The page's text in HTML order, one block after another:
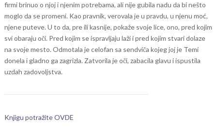
firmi brinuo o njoj i njenim potrebama, ali nije gubila nadu da bi nešto
moglo da se promeni. Kao pravnik, verovala je u pravdu, u njenu moć,
njene puteve. U to da, pre ili kasnije, pokaže svoje lice, ono, pred kojim
svi obaraju oči. Pred kojim se ispravljaju laži i pred kojim stvari dolaze
na svoje mesto. Odmotala je celofan sa sendviča kojeg joj je Temi
donela i gladno ga zagrizla. Zatvorila je oči, zabacila glavu i ispustila
uzdah zadovoljstva.
Knjigu potražite OVDE